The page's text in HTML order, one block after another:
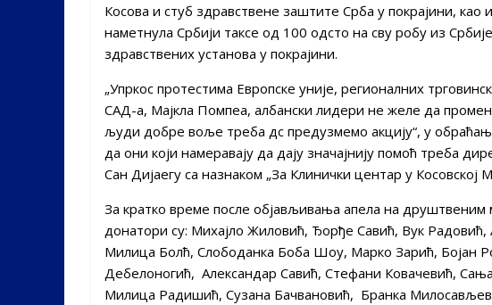
Косова и стуб здравствене заштите Срба у покрајини, као
наметнула Србији таксе од 100 одсто на сву робу из
здравствених установа у покрајини.
„Упркос протестима Европске уније, регионалних
САД-а, Мајкла Помпеа, албански лидери не желе да
људи добре воље треба дс предузмемо акцију“, у
да они који намеравају да дају значајнију помоћ треба
Сан Дијаегу са назнаком „За Клинички центар у Косовској
За кратко време после објављивања апела на
донатори су: Михајло Жиловић, Ђорђе Савић, Вук
Милица Болћ, Слободанка Боба Шоу, Марко Зарић, Бојан
Дебелоногић, Александар Савић, Стефани Ковачевић,
Милица Радишић, Сузана Бачвановић, Бранка